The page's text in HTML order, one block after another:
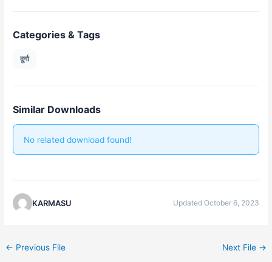
Categories & Tags
दुर्गा
Similar Downloads
No related download found!
KARMASU Updated October 6, 2023
← Previous File Next File →